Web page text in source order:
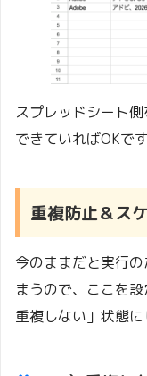
スプレッドシート
できていればOKです
重複防止＆ス
今のままだと実行
まうので、ここを
重複しない」状態に